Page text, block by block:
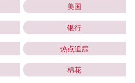
美国
银行
热点追踪
棉花